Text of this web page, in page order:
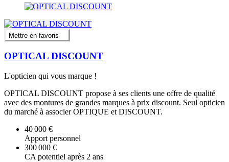
Mettre en favoris
OPTICAL DISCOUNT
L'opticien qui vous marque !
OPTICAL DISCOUNT propose à ses clients une offre de qualité
avec des montures de grandes marques à prix discount. Seul opticien
du marché à associer OPTIQUE et DISCOUNT.
40 000 €
Apport personnel
300 000 €
CA potentiel après 2 ans